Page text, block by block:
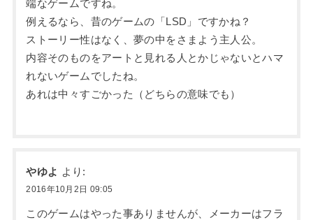
端なゲームですね。
例えるなら、昔のゲームの「LSD」ですかね？
ストーリー性はなく、夢の中をさまよう主人公。
内容そのものをアートと見れる人とかじゃないとハマ
れないゲームでしたね。
あれは中々すごかった（どちらの意味でも）
やゆよ より:
2016年10月2日 09:05
このゲームはやった事ありませんが、メーカーはフラ